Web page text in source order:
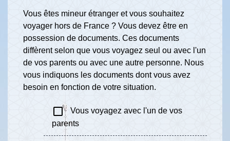
Vous êtes mineur étranger et vous souhaitez
voyager hors de France ? Vous devez être en
possession de documents. Ces documents
diffèrent selon que vous voyagez seul ou avec l'un
de vos parents ou avec une autre personne. Nous
vous indiquons les documents dont vous avez
besoin en fonction de votre situation.
check_box_outline_blank Vous voyagez avec l'un de vos
parents